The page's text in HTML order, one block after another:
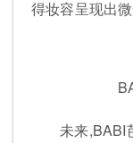
得妆容呈现出
未来,BABI